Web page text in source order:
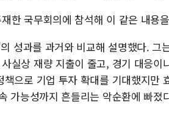
여수 오동
추미애, '위
인천 선재도
인천서 말다
'화합' 꺼낸
한 국무회의에 참석해 이 같은 내용
성과를 과거와 비교해 설명했다. 그
실상 재량 지출이 줄고, 경기 대응이
으로 기업 투자 확대를 기대했지만
가능성까지 흔들리는 악순환에 빠졌